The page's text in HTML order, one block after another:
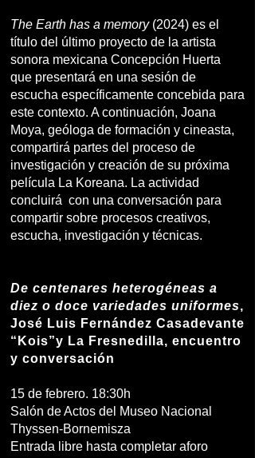
The Earth has a memory(2024) es el
título del último proyecto de la artista
sonora mexicana Concepción Huerta
que presentará en una sesión de
escucha específicamente concebida para
este contexto. A continuación, Joana
Moya, geóloga de formación y cineasta,
compartirá partes del proceso de
investigación y creación de su próxima
película La Koreana. La actividad
concluirá con una conversación para
compartir sobre procesos creativos,
escucha, investigación y técnicas.
De centenares heterogéneas a
diez o doce variedades uniformes,
José Luis Fernández Casadevante
“Kois”y La Fresnedilla, encuentro
y conversación
15 de febrero. 18:30h
Salón de Actos del Museo Nacional
Thyssen-Bornemisza
Entrada libre hasta completar aforo